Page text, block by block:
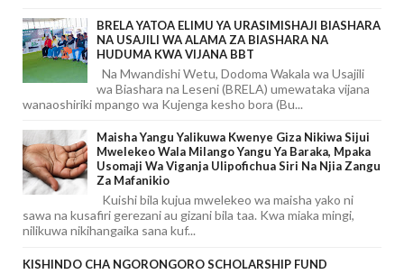
BRELA YATOA ELIMU YA URASIMISHAJI BIASHARA
NA USAJILI WA ALAMA ZA BIASHARA NA
HUDUMA KWA VIJANA BBT
Na Mwandishi Wetu, Dodoma Wakala wa Usajili
wa Biashara na Leseni (BRELA) umewataka vijana
wanaoshiriki mpango wa Kujenga kesho bora (Bu...
Maisha Yangu Yalikuwa Kwenye Giza Nikiwa Sijui
Mwelekeo Wala Milango Yangu Ya Baraka, Mpaka
Usomaji Wa Viganja Ulipofichua Siri Na Njia Zangu
Za Mafanikio
Kuishi bila kujua mwelekeo wa maisha yako ni
sawa na kusafiri gerezani au gizani bila taa. Kwa miaka mingi,
nilikuwa nikihangaika sana kuf...
KISHINDO CHA NGORONGORO SCHOLARSHIP FUND